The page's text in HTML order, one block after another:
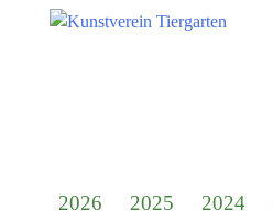
2026 2025 2024